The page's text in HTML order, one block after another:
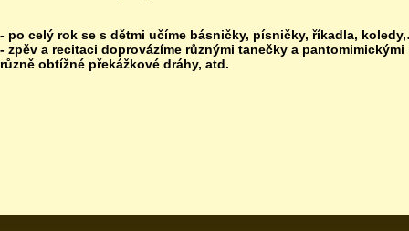
- po celý rok se s dětmi učíme básničky, písničky, říkadla,
- zpěv a recitaci doprovázíme různými tanečky a
různě obtížné překážkové dráhy, atd.